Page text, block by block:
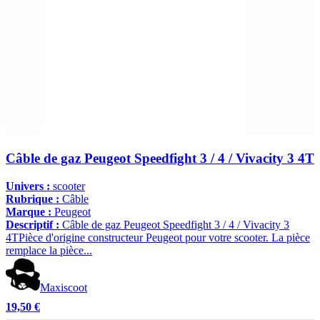
Câble de gaz Peugeot Speedfight 3 / 4 / Vivacity 3 4T
Univers : scooter
Rubrique : Câble
Marque : Peugeot
Descriptif : Câble de gaz Peugeot Speedfight 3 / 4 / Vivacity 3
4TPièce d'origine constructeur Peugeot pour votre scooter. La pièce
remplace la pièce...
Maxiscoot
19,50 €